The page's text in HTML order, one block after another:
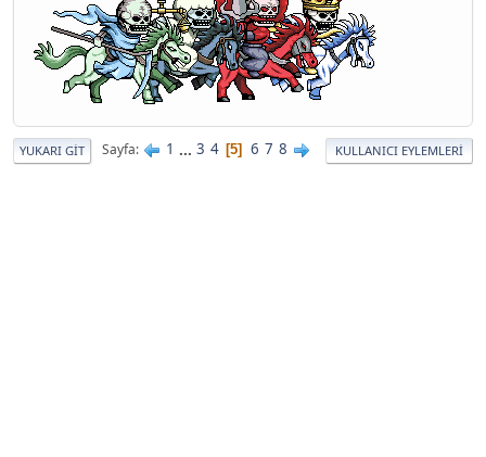
YUKARI GIT Sayfa 1 ... 3 4 5 6 7 8 KULLANICI EYLEMLERI